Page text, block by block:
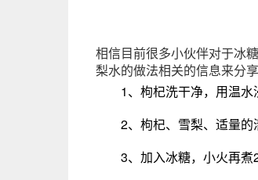
相信目前很多小伙伴对于冰
梨水的做法相关的信息来分
1、枸杞洗干净，用温水
2、枸杞、雪梨、适量的
3、加入冰糖，小火再煮